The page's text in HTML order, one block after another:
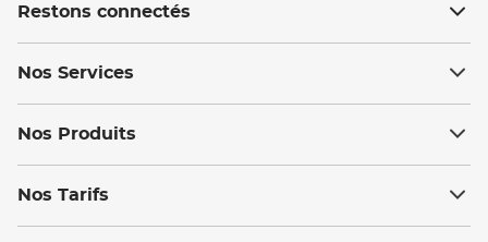
Restons connectés
Nos Services
Nos Produits
Nos Tarifs